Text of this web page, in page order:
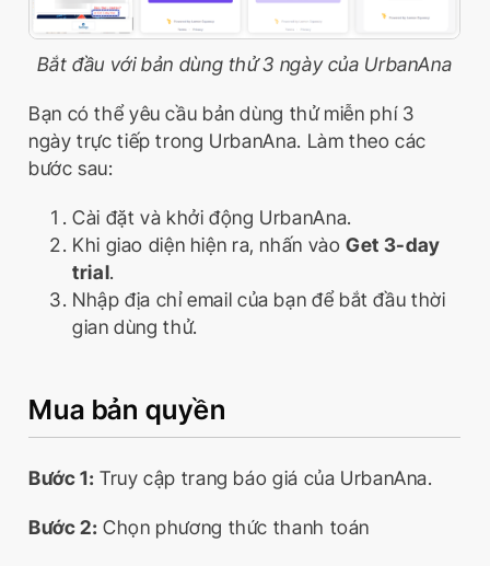
Bắt đầu với bản dùng thử 3 ngày của UrbanAna
Bạn có thể yêu cầu bản dùng thử miễn phí 3
ngày trực tiếp trong UrbanAna. Làm theo các
bước sau:
Cài đặt và khởi động UrbanAna.
Khi giao diện hiện ra, nhấn vàoGet 3-day
trial.
Nhập địa chỉ email của bạn để bắt đầu thời
gian dùng thử.
Mua bản quyền
Bước 1: Truy cập trang báo giá của UrbanAna.
Bước 2: Chọn phương thức thanh toán